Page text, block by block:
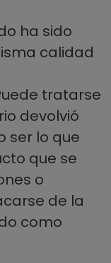
ha sido
calidad
tratarse
devolvió
ser lo que
que se
o
de la
como